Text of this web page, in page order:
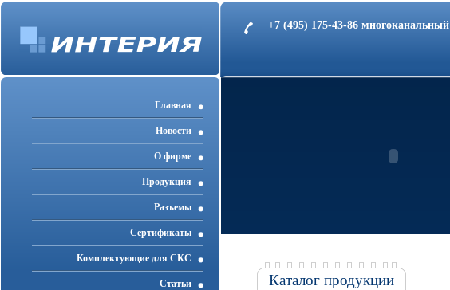
+7 (495) 175-43-86 многоканальный
Главная
Новости
О фирме
Продукция
Разъемы
Cертификаты
Комплектующие для СКС
Статьи Каталог продукции